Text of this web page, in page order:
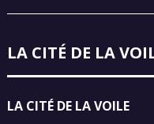
LA CITÉ DE LA
LA CITÉ DE LA VOILE